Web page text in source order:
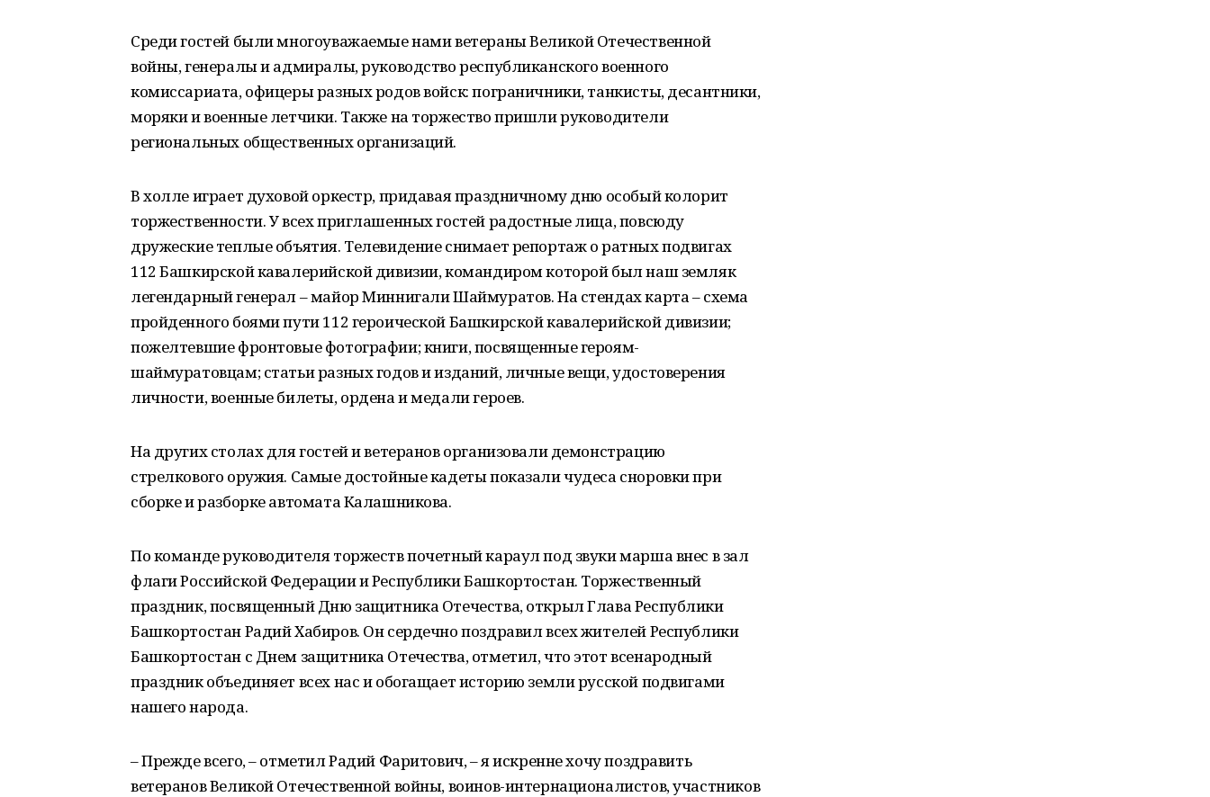
Среди гостей были многоуважаемые нами ветераны Великой Отечественной
войны, генералы и адмиралы, руководство республиканского военного
комиссариата, офицеры разных родов войск: пограничники, танкисты, десантники,
моряки и военные летчики. Также на торжество пришли руководители
региональных общественных организаций.
В холле играет духовой оркестр, придавая праздничному дню особый колорит
торжественности. У всех приглашенных гостей радостные лица, повсюду
дружеские теплые объятия. Телевидение снимает репортаж о ратных подвигах
112 Башкирской кавалерийской дивизии, командиром которой был наш земляк
легендарный генерал – майор Миннигали Шаймуратов. На стендах карта – схема
пройденного боями пути 112 героической Башкирской кавалерийской дивизии;
пожелтевшие фронтовые фотографии; книги, посвященные героям-
шаймуратовцам; статьи разных годов и изданий, личные вещи, удостоверения
личности, военные билеты, ордена и медали героев.
На других столах для гостей и ветеранов организовали демонстрацию
стрелкового оружия. Самые достойные кадеты показали чудеса сноровки при
сборке и разборке автомата Калашникова.
По команде руководителя торжеств почетный караул под звуки марша внес в зал
флаги Российской Федерации и Республики Башкортостан. Торжественный
праздник, посвященный Дню защитника Отечества, открыл Глава Республики
Башкортостан Радий Хабиров. Он сердечно поздравил всех жителей Республики
Башкортостан с Днем защитника Отечества, отметил, что этот всенародный
праздник объединяет всех нас и обогащает историю земли русской подвигами
нашего народа.
– Прежде всего, – отметил Радий Фаритович, – я искренне хочу поздравить
ветеранов Великой Отечественной войны, воинов-интернационалистов, участников